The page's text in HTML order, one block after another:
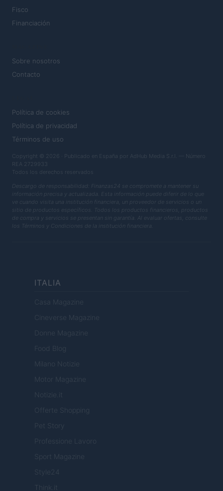
Fisco
Financiación
Sobre nosotros
Contacto
Política de cookies
Política de privacidad
Términos de uso
Copyright © 2026 · Publicado en España por AdHub Media S.r.l. — Número
REA 2729933
Todos los derechos reservados
Descargo de responsabilidad: Finanzas24 se compromete a mantener su
información precisa y actualizada. Esta información puede diferir de lo que
ve cuando visita una institución financiera, un proveedor de servicios o un
sitio de productos específicos. Todos los productos financieros, productos
de compra y servicios se presentan sin garantía. Al evaluar ofertas, consulte
los Términos y Condiciones de la institución financiera.
ITALIA
Casa Magazine
Cineverse Magazine
Donne Magazine
Food Blog
Milano Notizie
Motor Magazine
Notizie.it
Offerte Shopping
Pet Story
Professione Lavoro
Sport Magazine
Style24
Think.it